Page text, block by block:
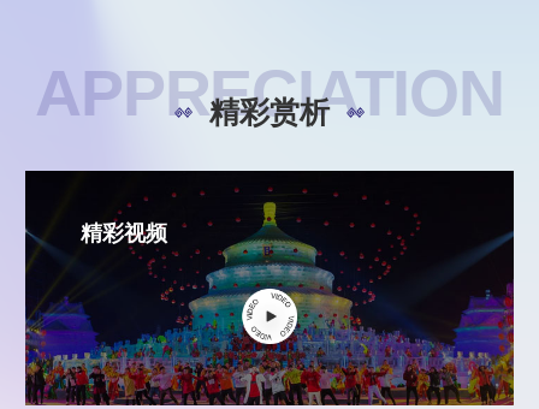
APPRECIATION
精彩赏析
精彩视频